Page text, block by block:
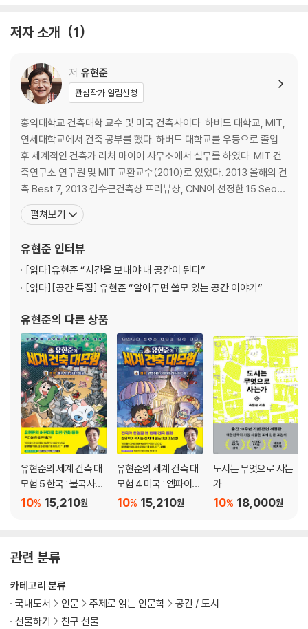
쥐 이야기 | 1인 가구가 사는 도시 | 뉴요커가 좁은 집에 살아도 되는 이유 |
서울 만들기 | 도시의 공생활과 사생활 | 모텔 대실 | 힙합 가수가 후드티를
입는 이유 | 화장실 개수 | 중학생과 편의점 | 툇마루 계단실 | 1인 가구와
단기 임대 주거
4장 쇼핑몰에는 왜 멀티플렉스 극장이 있는가
도시와 익명성 | 공공의 적, 상가 건물 | 쇼핑몰에 멀티플렉스 극장이 있는
이유 | 다도해 같은 도시 | ‘배달의 민족’이 바꾸는 도시 | 점 대신 선으로 |
핫플레이스의 변천과 스마트폰 | 사람 중심의 공간, 골목길 | 교통수단과
도로망 크기 | 풍경의 변화와 걷기의 즐거움 | 골목길은 갯벌이다 | 순진한
생각은 버려라
5장 더하기와 빼기, 건축의 오묘한 방정식
건축물은 어떻게 살아남는가 | 진화의 몸부림 | 부활하는 건축 자재 | 제약
이 만들어 내는 새로운 건축 | 건축의 대화 | 재즈와 리모델링
6장 파라오와 진시황제가 싸우면 누가 이길까
로마는 천 년 이상 지속됐는데 몽골제국은 150년 만에 망한 까닭은 | 고인
돌은 왜 지었을까 |
로마의 벽돌과 그 이후 | 모아이 석상과 부르즈 할리파 | 낭비가 과시다 | 피
라미드와 원자폭탄 | 권력의 위치에너지 | 위치에너지와 주가 총액 | 헤어
스타일과 권력 |
7장 현대인이 SNS를 많이 하는 이유
건축vs 문자 | 상가 교회는 실리콘밸리의 차고 창업 | 남녀공학과 교회 | 단
상 위의 사람은 왜 권위를 가지는가? | 그리스 민주 사회를 만든 극장 | 왜
정치 집회는 광화문 광장에서 열리는가 | 권력은 좌우대칭에서 나온다 | 현
대인이 SNS를 많이 하는 이유 | 높은 사람이라고 부르는 이유 | 권력을 창
8장 위기와 발명이 만든 도시
현대 도시를 만든 백만장자 | 고층 건물의 아버지, 카네기와 오티스 | 전기
의 시대로 | 등유에서 휘발유로 | 조선업 불황과 건축 | 동굴부터 아파트까
지 | 왜 수메르인이 최초의 문명을 만들었는가 | 빙하기와 도시 | 기후와 건
축 재료와 건축양식 | 유리창 이야기 | 창문과 종이 | 창문세와 쇼윈도의 등
저자 소개 1
저 유현준
관심작가 알림신청
홍익대학교 건축대학 교수 및 미국 건축사이다. 하버드 대학교, MIT,
연세대학교에서 건축 공부를 했다. 하버드 대학교를 우등으로 졸업
후 세계적인 건축가 리처 마이어 사무소에서 실무를 하였다. MIT 건
축연구소 연구원 및 MIT 교환교수(2010)로 있었다. 2013 올해의 건
축 Best 7, 2013 김수근건축상 프리뷰상, CNN이 선정한 15 Seou
l’s Architectural Wonders, 2010 건축문화공간대상 대통령상, 2
009 젊은 건축가상 등을 수상했으며, 국제 현상 설계에서 다섯 차례
2
펼쳐보기
유현준 인터뷰
[읽다]유현준 “시간을 보내야 내 공간이 된다”
[읽다][공간 특집] 유현준 “알아두면 쓸모 있는 공간 이야기”
유현준의 다른 상품
유현준의 세계 건축 대
모험 5 한국 : 불국사와
신비의 동굴
15,210원
10%
유현준의 세계 건축 대
모험 4 미국 : 엠파이어
스테이트 빌딩 대소동
15,210원
10%
도시는 무엇으로 사는
가
18,000원
10%
관련 분류
카테고리 분류
국내도서
인문 주제로 읽는 인문학
공간 / 도시
선물하기
친구 선물